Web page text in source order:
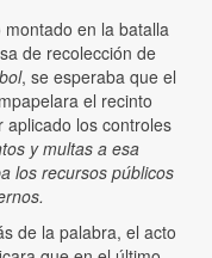
en la batalla
de recolección de
, se esperaba que el
el recinto
los controles
y multas a esa
los recursos públicos
de la palabra, el acto